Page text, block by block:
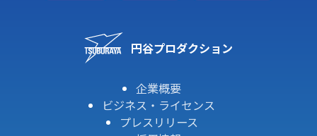
円谷プロダクション
企業概要
ビジネス・ライセンス
プレスリリース